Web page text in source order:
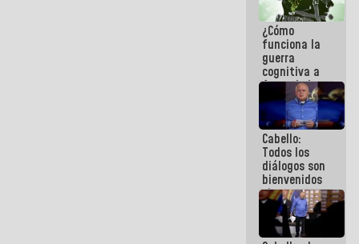
al plan de
ahorro
energético
¿Cómo
funciona la
guerra
cognitiva a
favor de la
narrativa
hegemónica?
(1)
Cabello:
Todos los
diálogos son
bienvenidos
siempre que
estén en el
marco de la
Constitución